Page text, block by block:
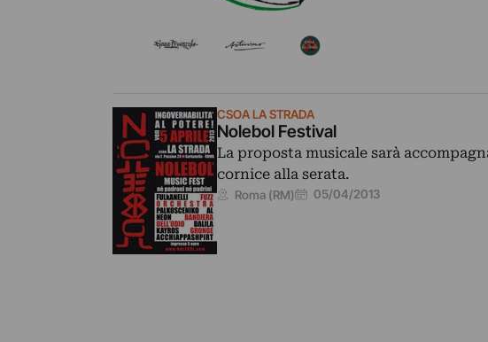
CSOA LA STRADA
Nolebol Festival
La proposta musicale sarà
cornice alla serata.
Roma (RM) 05/04/2013